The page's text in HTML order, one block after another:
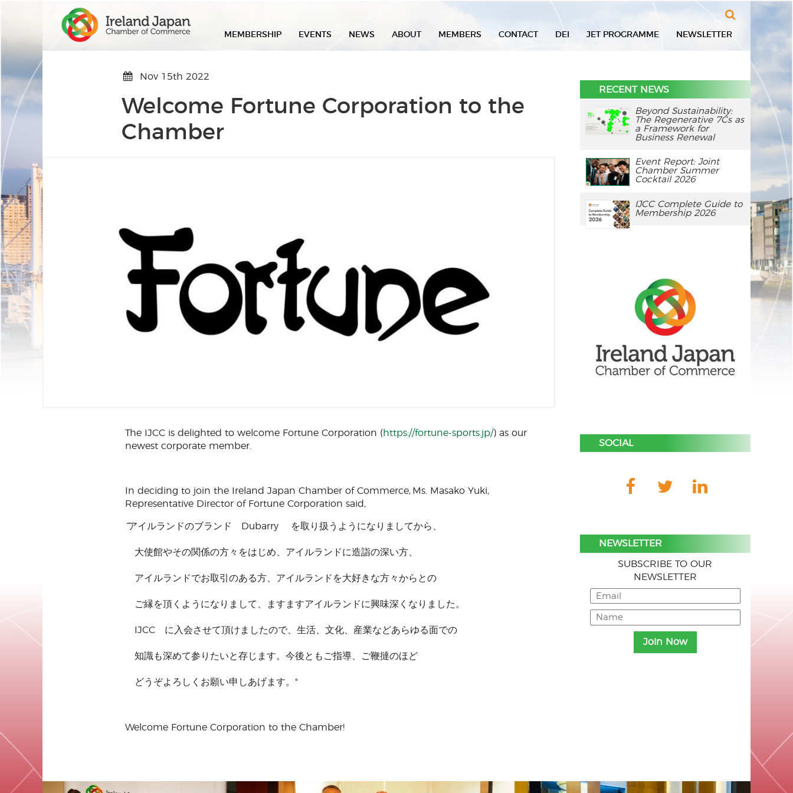
Search
MEMBERSHIP EVENTS NEWS ABOUT MEMBERS CONTACT DEI JET PROGRAMME NEWSLETTER
Nov 15th 2022
Welcome Fortune Corporation to the
Chamber
The IJCC is delighted to welcome Fortune Corporation (https://fortune-sports.jp/) as our
newest corporate member.
In deciding to join the Ireland Japan Chamber of Commerce, Ms. Masako Yuki,
Representative Director of Fortune Corporation said,
“アイルランドのブランド Dubarry を取り扱うようになりましてから、
大使館やその関係の方々をはじめ、アイルランドに造詣の深い方、
アイルランドでお取引のある方、アイルランドを大好きな方々からとの
ご縁を頂くようになりまして、ますますアイルランドに興味深くなりました。
IJCC に入会させて頂けましたので、生活、文化、産業などあらゆる面での
知識も深めて参りたいと存じます。今後ともご指導、ご鞭撻のほど
どうぞよろしくお願い申しあげます。"
Welcome Fortune Corporation to the Chamber!
RECENT NEWS
Beyond Sustainability:
The Regenerative 7Cs as
a Framework for
Business Renewal
Event Report: Joint
Chamber Summer
Cocktail 2026
IJCC Complete Guide to
Membership 2026
SOCIAL
NEWSLETTER
SUBSCRIBE TO OUR
NEWSLETTER